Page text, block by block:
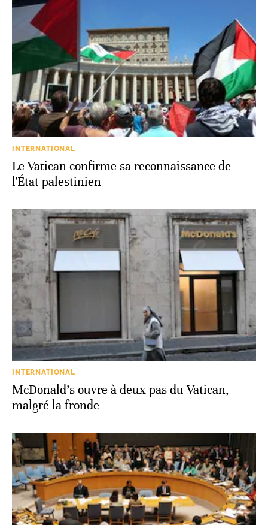
INTERNATIONAL
Le Vatican confirme sa reconnaissance de
l'État palestinien
INTERNATIONAL
McDonald's ouvre à deux pas du Vatican,
malgré la fronde